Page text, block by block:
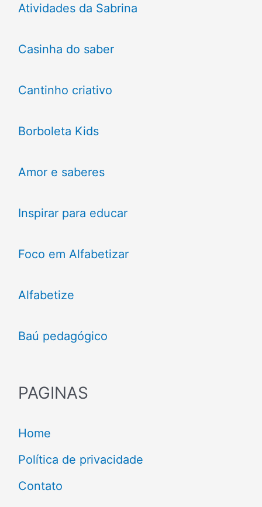
Atividades da Sabrina
Casinha do saber
Cantinho criativo
Borboleta Kids
Amor e saberes
Inspirar para educar
Foco em Alfabetizar
Alfabetize
Baú pedagógico
PAGINAS
Home
Política de privacidade
Contato